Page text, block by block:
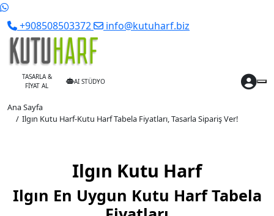
+908508503372 info@kutuharf.biz
TASARLA &
FİYAT AL
AI STÜDYO
Ana Sayfa
Ilgın Kutu Harf-Kutu Harf Tabela Fiyatları, Tasarla Sipariş Ver!
Ilgın Kutu Harf
Ilgın En Uygun Kutu Harf Tabela